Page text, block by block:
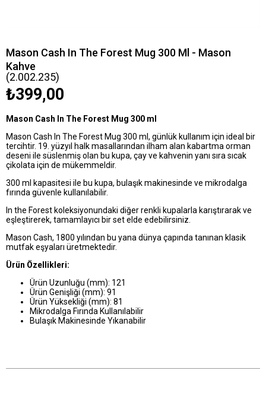
Mason Cash In The Forest Mug 300 Ml - Mason
Kahve
(2.002.235)
₺399,00
Mason Cash In The Forest Mug 300 ml
Mason Cash In The Forest Mug 300 ml, günlük kullanım için ideal bir
tercihtir. 19. yüzyıl halk masallarından ilham alan kabartma orman
deseni ile süslenmiş olan bu kupa, çay ve kahvenin yanı sıra sıcak
çikolata için de mükemmeldir.
300 ml kapasitesi ile bu kupa, bulaşık makinesinde ve mikrodalga
fırında güvenle kullanılabilir.
In the Forest koleksiyonundaki diğer renkli kupalarla karıştırarak ve
eşleştirerek, tamamlayıcı bir set elde edebilirsiniz.
Mason Cash, 1800 yılından bu yana dünya çapında tanınan klasik
mutfak eşyaları üretmektedir.
Ürün Özellikleri:
Ürün Uzunluğu (mm): 121
Ürün Genişliği (mm): 91
Ürün Yüksekliği (mm): 81
Mikrodalga Fırında Kullanılabilir
Bulaşık Makinesinde Yıkanabilir